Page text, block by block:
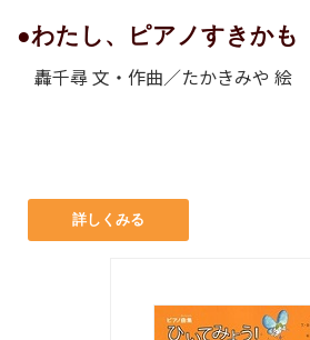
●わたし、ピアノすきかも
轟千尋 文・作曲／たかきみや 絵
詳しくみる